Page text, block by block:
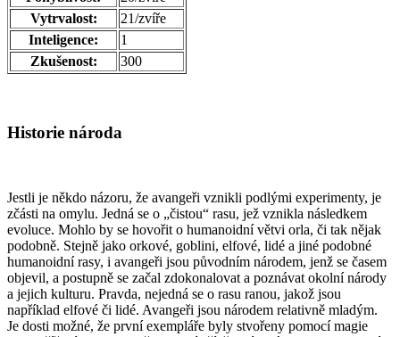
Vytrvalost:
21/zvíře
Inteligence:
1
Zkušenost:
300
Historie národa
Jestli je někdo názoru, že avangeři vznikli podlými experimenty, je
zčásti na omylu. Jedná se o „čistou“ rasu, jež vznikla následkem
evoluce. Mohlo by se hovořit o humanoidní větvi orla, či tak nějak
podobně. Stejně jako orkové, goblini, elfové, lidé a jiné podobné
humanoidní rasy, i avangeři jsou původním národem, jenž se časem
objevil, a postupně se začal zdokonalovat a poznávat okolní národy
a jejich kulturu. Pravda, nejedná se o rasu ranou, jakož jsou
například elfové či lidé. Avangeři jsou národem relativně mladým.
Je dosti možné, že první exempláře byly stvořeny pomocí magie